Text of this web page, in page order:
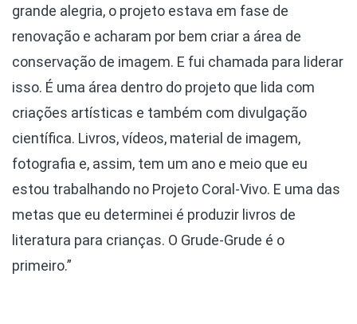
grande alegria, o projeto estava em fase de
renovação e acharam por bem criar a área de
conservação de imagem. E fui chamada para liderar
isso. É uma área dentro do projeto que lida com
criações artísticas e também com divulgação
científica. Livros, vídeos, material de imagem,
fotografia e, assim, tem um ano e meio que eu
estou trabalhando no Projeto Coral-Vivo. E uma das
metas que eu determinei é produzir livros de
literatura para crianças. O Grude-Grude é o
primeiro.”